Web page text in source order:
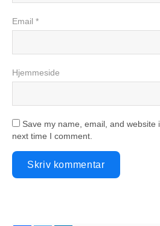
Email *
Hjemmeside
Save my name, email, and website
next time I comment.